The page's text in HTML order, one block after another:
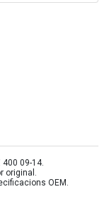
09-14.
OEM.